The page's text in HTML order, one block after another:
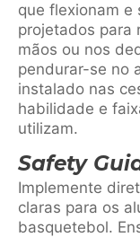
que flexionam e
projetados para
mãos ou nos
pendurar-se no
instalado nas
habilidade e
utilizam.
Safety
Implemente
claras para os
basquetebol.